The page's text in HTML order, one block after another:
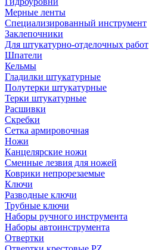
Мерные ленты
Специализированный инструмент
Заклепочники
Для штукатурно-отделочных работ
Шпатели
Кельмы
Гладилки штукатурные
Полутерки штукатурные
Терки штукатурные
Расшивки
Скребки
Сетка армировочная
Ножи
Канцелярские ножи
Сменные лезвия для ножей
Коврики непрорезаемые
Ключи
Разводные ключи
Трубные ключи
Наборы ручного инструмента
Наборы автоинструмента
Отвертки